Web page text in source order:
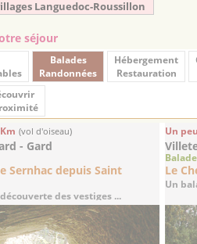
Languedoc-Roussillon
séjour
Balades
Randonnées
Hébergement
Restauration
(vol d'oiseau)
- Gard
Sernhac depuis Saint
des vestiges ...
Un
Le
Un